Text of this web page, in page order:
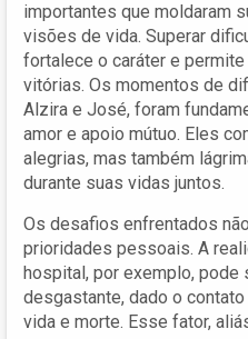
importantes que moldaram
visões de vida. Superar
fortalece o caráter e
vitórias. Os momentos de
Alzira e José, foram
amor e apoio mútuo. Eles
alegrias, mas também
durante suas vidas juntos.
Os desafios enfrentados
prioridades pessoais. A
hospital, por exemplo, pode
desgastante, dado o
vida e morte. Esse fator,